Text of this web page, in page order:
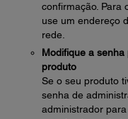
confirmação. Para
use um endereço
rede.
Modifique a
produto
Se o seu produto
senha de
administrador